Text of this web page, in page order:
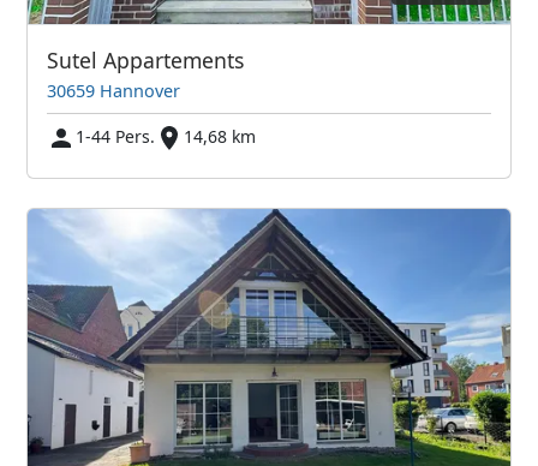
Sutel Appartements
30659 Hannover
1-44 Pers.
14,68 km